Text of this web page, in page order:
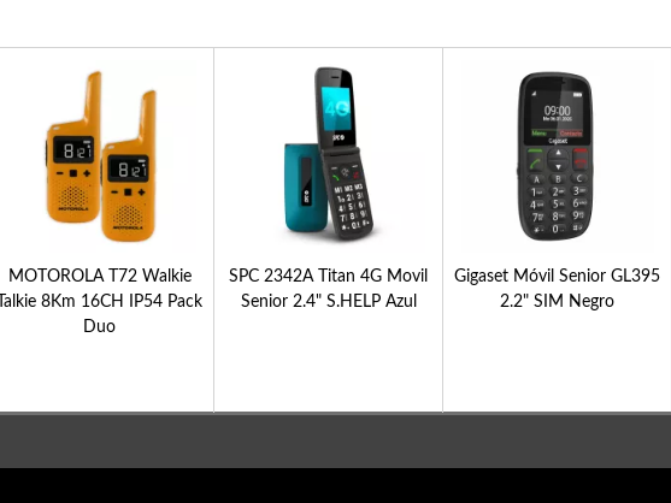
MOTOROLA T72 Walkie
Talkie 8Km 16CH IP54 Pack
Duo
SPC 2342A Titan 4G Movil
Senior 2.4" S.HELP Azul
Gigaset Móvil Senior GL395
2.2" SIM Negro